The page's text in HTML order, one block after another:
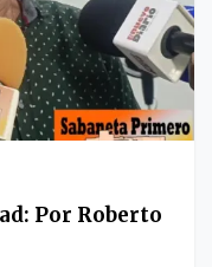
Por Roberto